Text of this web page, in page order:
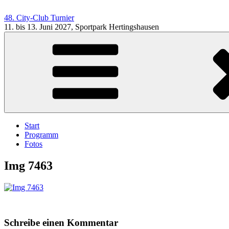
Inhalt
springen
48. City-Club Turnier
11. bis 13. Juni 2027, Sportpark Hertingshausen
Start
Programm
Fotos
Img 7463
Schreibe einen Kommentar